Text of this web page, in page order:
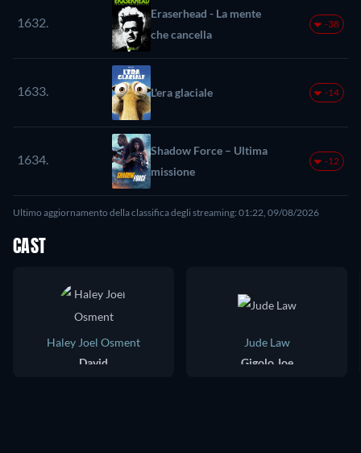
1632.
Eraserhead - La mente
che cancella
-38
1633. L'era glaciale -14
1634.
Shadow Force – Ultima
missione
-12
Ultimo aggiornamento della classifica degli streaming: 01:22, 09/08/2026
CAST
Haley Joel Osment
David
Jude Law
Gigolo Joe